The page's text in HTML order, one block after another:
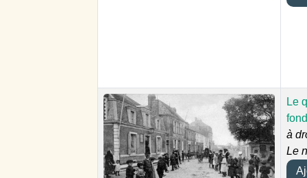
Le
à
Le